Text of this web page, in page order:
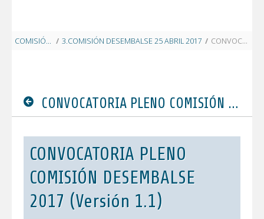
COMISIÓN DESEMBALSE 2017 / 3.COMISIÓN DESEMBALSE 25 ABRIL 2017 / CONVOCATORIA PLENO COMISIÓN DESEMBALSE 2017
CONVOCATORIA PLENO COMISIÓN DESEMBALSE 2017
CONVOCATORIA PLENO
COMISIÓN DESEMBALSE
2017 (Versión 1.1)